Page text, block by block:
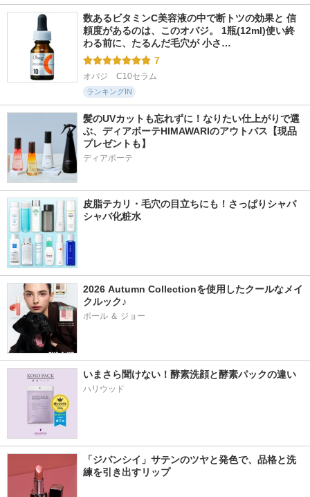
数あるビタミンC美容液の中で断トツの効果と 信
頼度があるのは、このオバジ。 1瓶(12ml)使い終
わる前に、たるんだ毛穴が 小さ…
7
オバジ　C10セラム
ランキングIN
髪のUVカットも忘れずに！なりたい仕上がりで選
ぶ、ディアボーテHIMAWARIのアウトバス【現品
プレゼントも】
ディアボーテ
皮脂テカリ・毛穴の目立ちにも！さっぱりシャバ
シャバ化粧水
2026 Autumn Collectionを使用したクールなメイ
クルック♪
ポール ＆ ジョー
いまさら聞けない！酵素洗顔と酵素パックの違い
ハリウッド
「ジバンシイ」サテンのツヤと発色で、品格と洗
練を引き出すリップ